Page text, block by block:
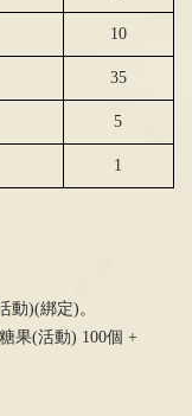
10
35
5
1
動)(綁定)。
果(活動) 100個 +